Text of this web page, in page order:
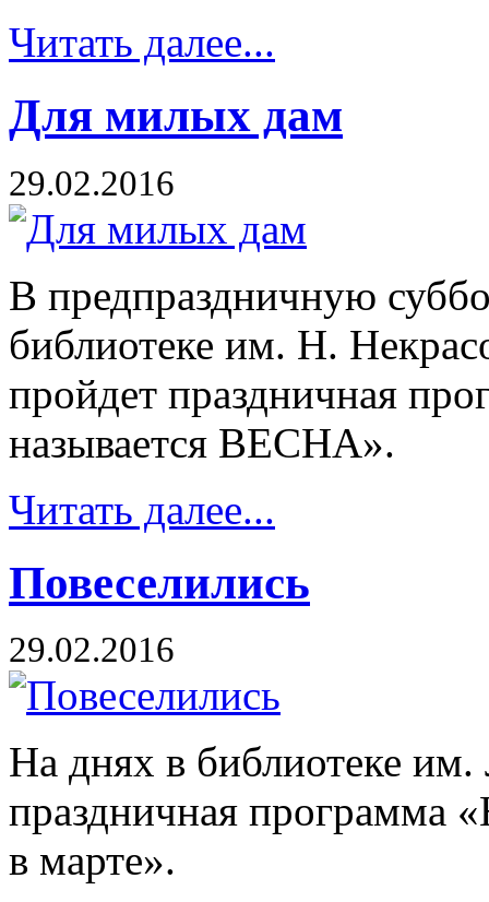
Читать далее...
Для милых дам
29.02.2016
В предпраздничную
библиотеке им. Н.
пройдет праздничная
называется ВЕСНА».
Читать далее...
Повеселились
29.02.2016
На днях в библиотеке
праздничная программа
в марте».